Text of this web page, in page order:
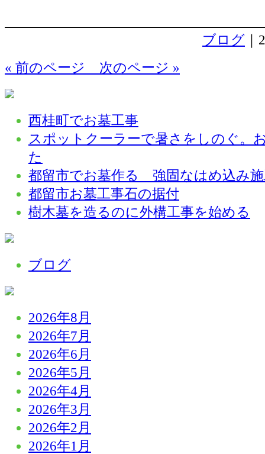
ブログ
« 前のページ
次のページ »
西桂町でお墓工事
スポットクーラーで暑さをしのぐ。
た
都留市でお墓作る 強固なはめ込み
都留市お墓工事石の据付
樹木墓を造るのに外構工事を始める
ブログ
2026年8月
2026年7月
2026年6月
2026年5月
2026年4月
2026年3月
2026年2月
2026年1月